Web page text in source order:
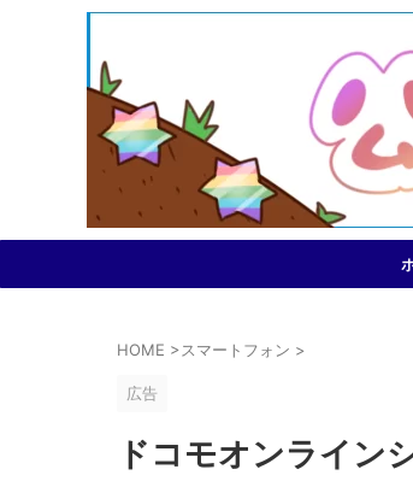
HOME >スマートフォン >
広告
ドコモオンライン